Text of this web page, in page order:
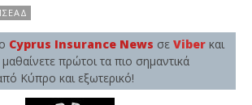
Cyprus Insurance News σε Viber και
πρώτοι τα πιο σημαντικά
Κύπρο και εξωτερικό!